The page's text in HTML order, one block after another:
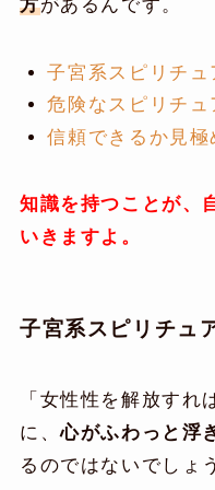
方があるんです。
子宮系スピリチュ
危険なスピリチ
信頼できるか見極
知識を持つことが、
いきますよ。
子宮系スピリチュ
「女性性を解放すれ
に、心がふわっと浮
るのではないでしょ